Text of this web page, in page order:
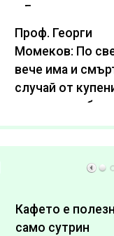
в България
Проф. Георги
Момеков: По
вече има и
случай от
интернет
за отслабване
Кафето е
само сутрин